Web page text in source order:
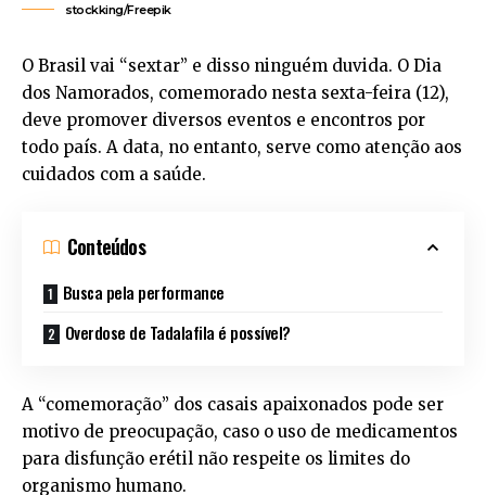
stockking/Freepik
O Brasil vai “sextar” e disso ninguém duvida. O Dia
dos Namorados, comemorado nesta sexta-feira (12),
deve promover diversos eventos e encontros por
todo país. A data, no entanto, serve como atenção aos
cuidados com a saúde.
Conteúdos
Busca pela performance
Overdose de Tadalafila é possível?
A “comemoração” dos casais apaixonados pode ser
motivo de preocupação, caso o uso de medicamentos
para disfunção erétil não respeite os limites do
organismo humano.